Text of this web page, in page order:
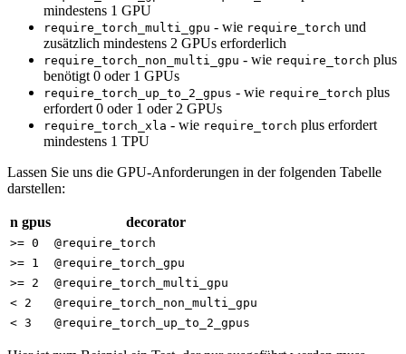
mindestens 1 GPU
require_torch_multi_gpu - wie require_torch und
zusätzlich mindestens 2 GPUs erforderlich
require_torch_non_multi_gpu - wie require_torch plus
benötigt 0 oder 1 GPUs
require_torch_up_to_2_gpus - wie require_torch plus
erfordert 0 oder 1 oder 2 GPUs
require_torch_xla - wie require_torch plus erfordert
mindestens 1 TPU
Lassen Sie uns die GPU-Anforderungen in der folgenden Tabelle
darstellen:
n gpus decorator
>= 0
@require_torch
>= 1
@require_torch_gpu
>= 2
@require_torch_multi_gpu
< 2
@require_torch_non_multi_gpu
< 3
@require_torch_up_to_2_gpus